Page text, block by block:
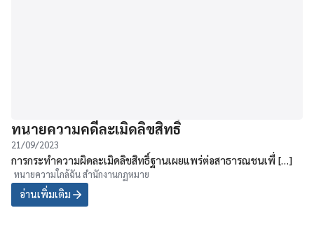
ทนายความคดีละเมิดลิขสิทธิ์
21/09/2023
การกระทำความผิดละเมิดลิขสิทธิ์ฐานเผยแพร่ต่อสาธารณชนเพื่ […]
ทนายความใกล้ฉัน สำนักงานกฏหมาย
อ่านเพิ่มเติม